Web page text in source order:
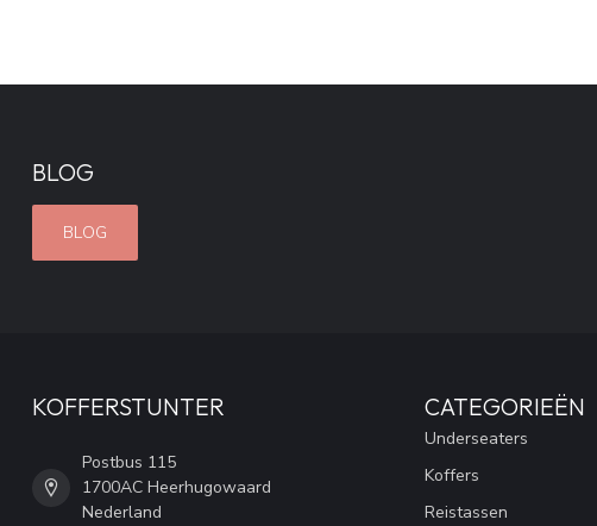
BLOG
BLOG
KOFFERSTUNTER
Postbus 115
1700AC Heerhugowaard
Nederland
CATEGORIEËN
Underseaters
Koffers
Reistassen